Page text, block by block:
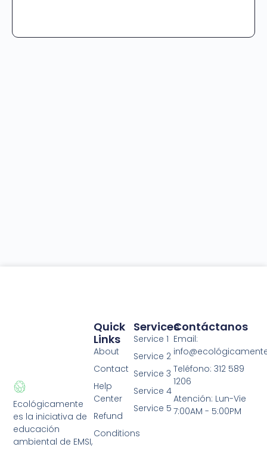
Ecológicamente
es la iniciativa de
educación
ambiental de EMSI,
Services
Service 1
Service 2
Service 3
Service 4
Service 5
Quick
Links
About
Contact
Help
Center
Refund
Conditions
Contáctanos
Email:
Teléfono: 312 589
1206
Atención: Lun-Vie
7:00AM - 5:00PM